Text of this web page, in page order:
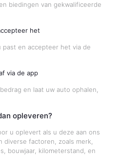
biedingen van gekwalificeerde
het
en accepteer het via de
via de app
en laat uw auto ophalen,
opleveren?
u oplevert als u deze aan ons
diverse factoren, zoals merk,
bouwjaar, kilometerstand, en